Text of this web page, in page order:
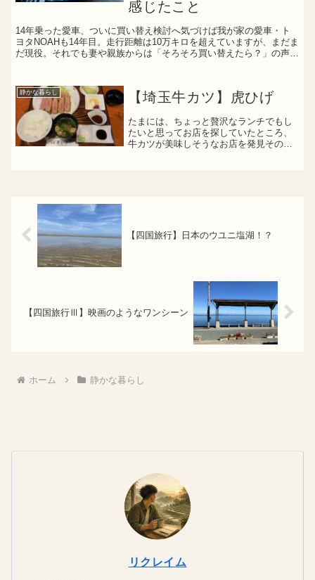
感じたこと
14年乗った愛車、ついに買い替え検討へ気づけば我が家の愛車・ト
ヨタNOAHも14年目。走行距離は10万キロを超えていますが、まだま
だ現役。それでも妻や親族からは「そろそろ買い替えたら？」の声が
静かな暮らし 【埼玉牛カツ】虎ひげ
たまには、ちょっと贅沢なランチでもし
たいと思ってお店を探していたところ、
牛カツが美味しそうなお店を発見その名
【四国旅行】日本のウユニ塩湖！？
【四国旅行Ⅲ】映画のようなワンシーン
ホーム 静かな暮らし
リクレイム